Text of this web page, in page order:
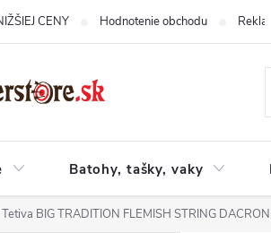
CENY Hodnotenie obchodu
Batohy, tašky, vaky
Tetiva BIG TRADITION FLEMISH STRING